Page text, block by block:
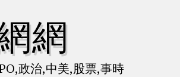
網
政治,中美,股票,事時